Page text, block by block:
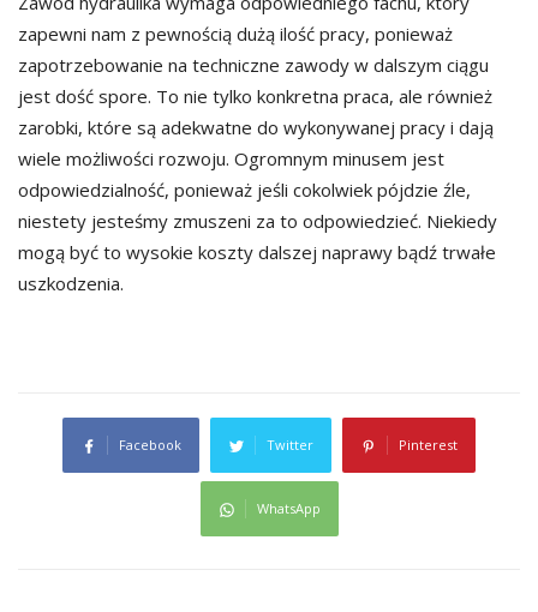
zapewni nam z pewnością dużą ilość pracy, ponieważ
zapotrzebowanie na techniczne zawody w dalszym ciągu
jest dość spore. To nie tylko konkretna praca, ale również
zarobki, które są adekwatne do wykonywanej pracy i dają
wiele możliwości rozwoju. Ogromnym minusem jest
odpowiedzialność, ponieważ jeśli cokolwiek pójdzie źle,
niestety jesteśmy zmuszeni za to odpowiedzieć. Niekiedy
mogą być to wysokie koszty dalszej naprawy bądź trwałe
uszkodzenia.
Facebook Twitter Pinterest
WhatsApp